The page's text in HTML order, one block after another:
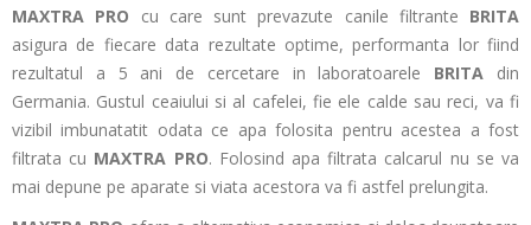
MAXTRA PRO cu care sunt prevazute canile filtrante BRITA
asigura de fiecare data rezultate optime, performanta lor fiind
rezultatul a 5 ani de cercetare in laboratoarele BRITA din
Germania. Gustul ceaiului si al cafelei, fie ele calde sau reci, va fi
vizibil imbunatatit odata ce apa folosita pentru acestea a fost
filtrata cu MAXTRA PRO. Folosind apa filtrata calcarul nu se va
mai depune pe aparate si viata acestora va fi astfel prelungita.